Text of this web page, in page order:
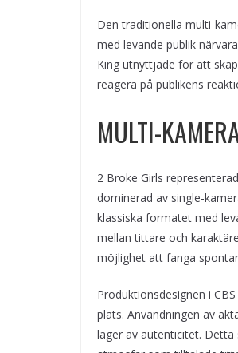
Den traditionella multi-
med levande publik
King utnyttjade för att
reagera på publikens
MULTI-
2 Broke Girls
dominerad av single-
klassiska formatet med
mellan tittare och
möjlighet att fanga
Produktionsdesignen i
plats. Användningen av
lager av autenticitet.